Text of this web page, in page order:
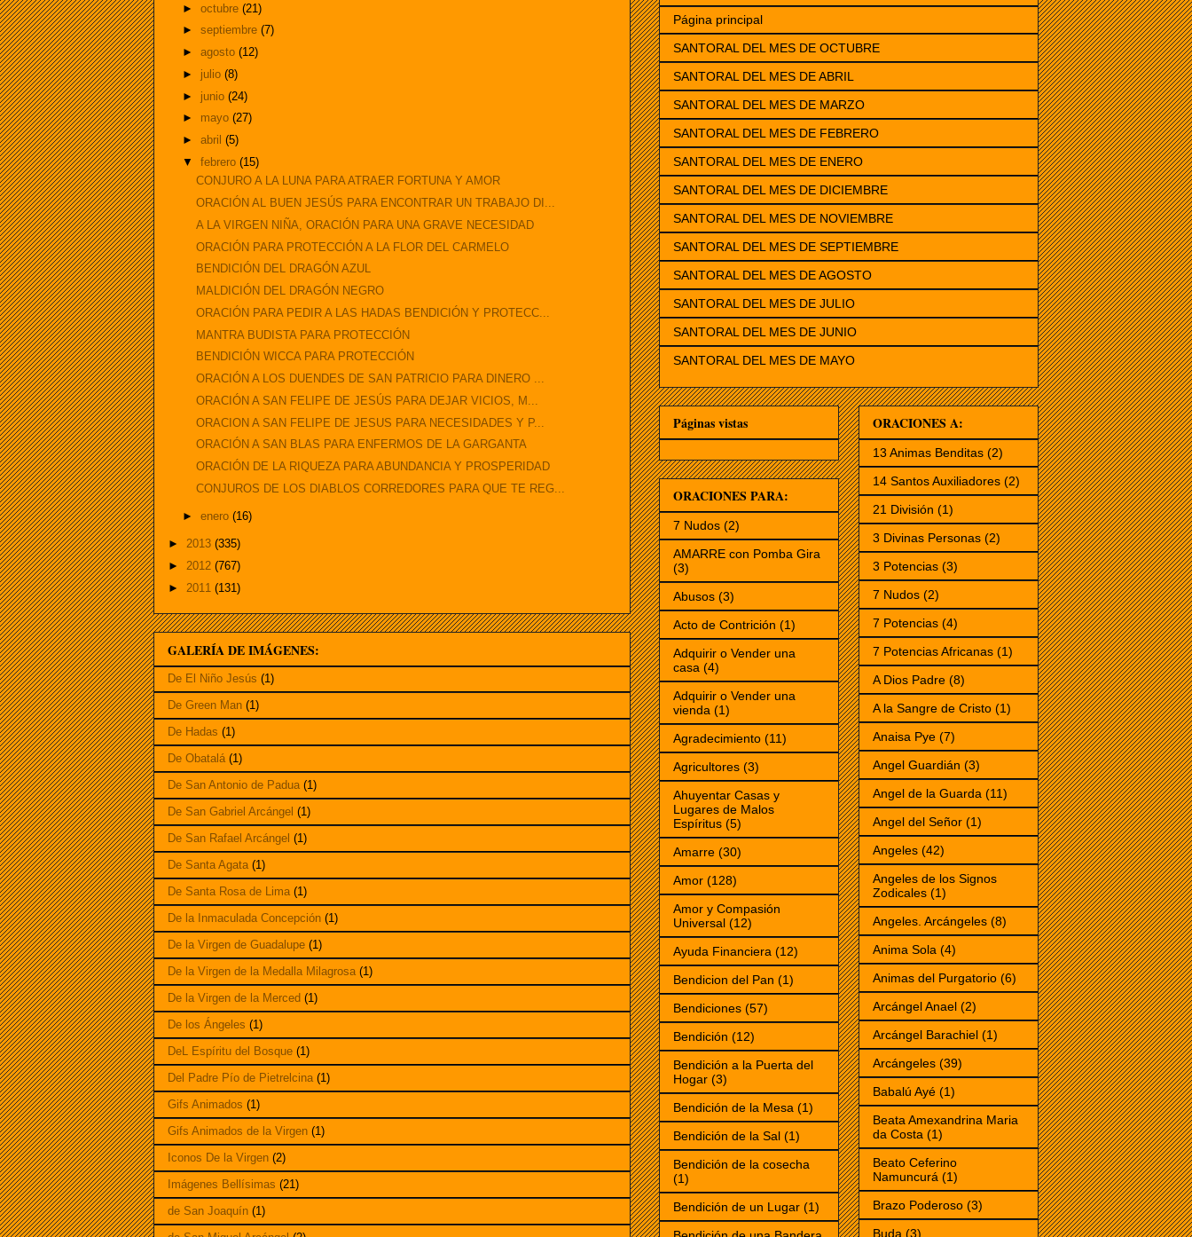
► octubre (21)
► septiembre (7)
► agosto (12)
► julio (8)
► junio (24)
► mayo (27)
► abril (5)
▼ febrero (15)
CONJURO A LA LUNA PARA ATRAER FORTUNA Y AMOR
ORACIÓN AL BUEN JESÚS PARA ENCONTRAR UN TRABAJO DI...
A LA VIRGEN NIÑA, ORACIÓN PARA UNA GRAVE NECESIDAD
ORACIÓN PARA PROTECCIÓN A LA FLOR DEL CARMELO
BENDICIÓN DEL DRAGÓN AZUL
MALDICIÓN DEL DRAGÓN NEGRO
ORACIÓN PARA PEDIR A LAS HADAS BENDICIÓN Y PROTECC...
MANTRA BUDISTA PARA PROTECCIÓN
BENDICIÓN WICCA PARA PROTECCIÓN
ORACIÓN A LOS DUENDES DE SAN PATRICIO PARA DINERO ...
ORACIÓN A SAN FELIPE DE JESÚS PARA DEJAR VICIOS, M...
ORACION A SAN FELIPE DE JESUS PARA NECESIDADES Y P...
ORACIÓN A SAN BLAS PARA ENFERMOS DE LA GARGANTA
ORACIÓN DE LA RIQUEZA PARA ABUNDANCIA Y PROSPERIDAD
CONJUROS DE LOS DIABLOS CORREDORES PARA QUE TE REG...
► enero (16)
► 2013 (335)
► 2012 (767)
► 2011 (131)
GALERÍA DE IMÁGENES:
De El Niño Jesús (1)
De Green Man (1)
De Hadas (1)
De Obatalá (1)
De San Antonio de Padua (1)
De San Gabriel Arcángel (1)
De San Rafael Arcángel (1)
De Santa Agata (1)
De Santa Rosa de Lima (1)
De la Inmaculada Concepción (1)
De la Virgen de Guadalupe (1)
De la Virgen de la Medalla Milagrosa (1)
De la Virgen de la Merced (1)
De los Ángeles (1)
DeL Espíritu del Bosque (1)
Del Padre Pío de Pietrelcina (1)
Gifs Animados (1)
Gifs Animados de la Virgen (1)
Iconos De la Virgen (2)
Imágenes Bellísimas (21)
de San Joaquín (1)
Página principal
SANTORAL DEL MES DE OCTUBRE
SANTORAL DEL MES DE ABRIL
SANTORAL DEL MES DE MARZO
SANTORAL DEL MES DE FEBRERO
SANTORAL DEL MES DE ENERO
SANTORAL DEL MES DE DICIEMBRE
SANTORAL DEL MES DE NOVIEMBRE
SANTORAL DEL MES DE SEPTIEMBRE
SANTORAL DEL MES DE AGOSTO
SANTORAL DEL MES DE JULIO
SANTORAL DEL MES DE JUNIO
SANTORAL DEL MES DE MAYO
Páginas vistas
ORACIONES PARA:
7 Nudos (2)
AMARRE con Pomba Gira
(3)
Abusos (3)
Acto de Contrición (1)
Adquirir o Vender una
casa (4)
Adquirir o Vender una
vienda (1)
Agradecimiento (11)
Agricultores (3)
Ahuyentar Casas y
Lugares de Malos
Espíritus (5)
Amarre (30)
Amor (128)
Amor y Compasión
Universal (12)
Ayuda Financiera (12)
Bendicion del Pan (1)
Bendiciones (57)
Bendición (12)
Bendición a la Puerta del
Hogar (3)
Bendición de la Mesa (1)
Bendición de la Sal (1)
Bendición de la cosecha
(1)
Bendición de un Lugar (1)
ORACIONES A:
13 Animas Benditas (2)
14 Santos Auxiliadores (2)
21 División (1)
3 Divinas Personas (2)
3 Potencias (3)
7 Nudos (2)
7 Potencias (4)
7 Potencias Africanas (1)
A Dios Padre (8)
A la Sangre de Cristo (1)
Anaisa Pye (7)
Angel Guardián (3)
Angel de la Guarda (11)
Angel del Señor (1)
Angeles (42)
Angeles de los Signos
Zodicales (1)
Angeles. Arcángeles (8)
Anima Sola (4)
Animas del Purgatorio (6)
Arcángel Anael (2)
Arcángel Barachiel (1)
Arcángeles (39)
Babalú Ayé (1)
Beata Amexandrina Maria
da Costa (1)
Beato Ceferino
Namuncurá (1)
Brazo Poderoso (3)
Buda (3)